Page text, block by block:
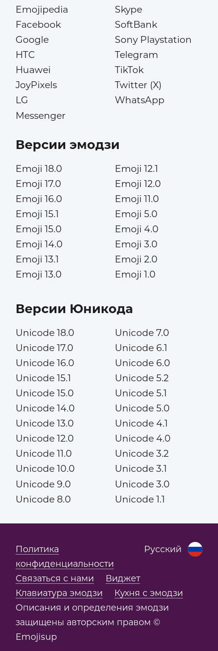
Emojipedia
Facebook
Google
HTC
Huawei
JoyPixels
LG
Messenger
Skype
SoftBank
Sony Playstation
Telegram
TikTok
Twitter (X)
WhatsApp
Версии эмодзи
Emoji 18.0
Emoji 17.0
Emoji 16.0
Emoji 15.1
Emoji 15.0
Emoji 14.0
Emoji 13.1
Emoji 13.0
Emoji 12.1
Emoji 12.0
Emoji 11.0
Emoji 5.0
Emoji 4.0
Emoji 3.0
Emoji 2.0
Emoji 1.0
Версии Юникода
Unicode 18.0
Unicode 17.0
Unicode 16.0
Unicode 15.1
Unicode 15.0
Unicode 14.0
Unicode 13.0
Unicode 12.0
Unicode 11.0
Unicode 10.0
Unicode 9.0
Unicode 8.0
Unicode 7.0
Unicode 6.1
Unicode 6.0
Unicode 5.2
Unicode 5.1
Unicode 5.0
Unicode 4.1
Unicode 4.0
Unicode 3.2
Unicode 3.1
Unicode 3.0
Unicode 1.1
Русский
Политика
конфиденциальности
Связаться с нами
Виджет
Клавиатура эмодзи
Кухня с эмодзи
Описания и определения эмодзи
защищены авторским правом ©
Emojisup